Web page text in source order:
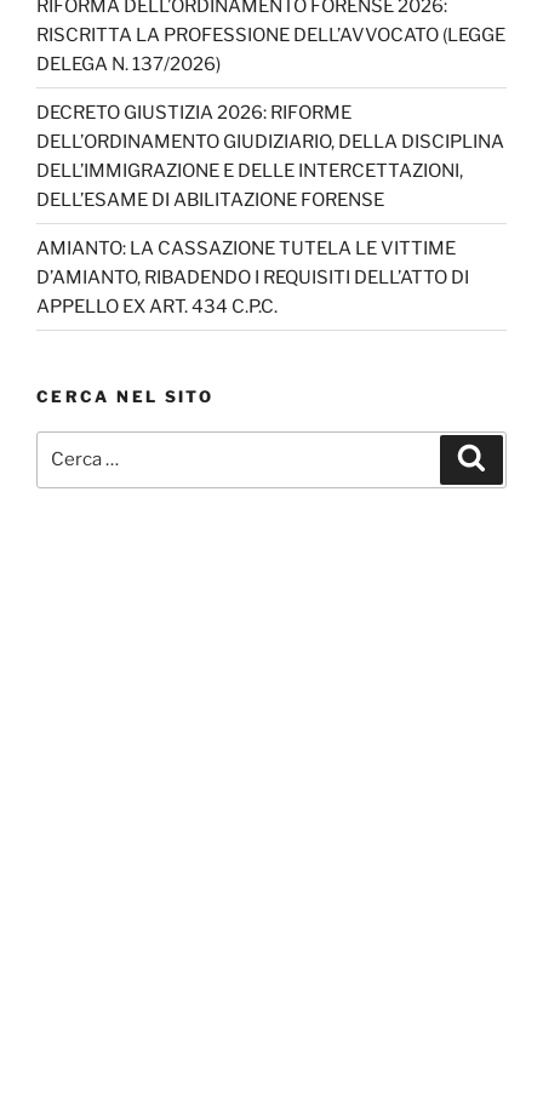
RIFORMA DELL’ORDINAMENTO FORENSE 2026:
RISCRITTA LA PROFESSIONE DELL’AVVOCATO (LEGGE
DELEGA N. 137/2026)
DECRETO GIUSTIZIA 2026: RIFORME
DELL’ORDINAMENTO GIUDIZIARIO, DELLA DISCIPLINA
DELL’IMMIGRAZIONE E DELLE INTERCETTAZIONI,
DELL’ESAME DI ABILITAZIONE FORENSE
AMIANTO: LA CASSAZIONE TUTELA LE VITTIME
D’AMIANTO, RIBADENDO I REQUISITI DELL’ATTO DI
APPELLO EX ART. 434 C.P.C.
CERCA NEL SITO